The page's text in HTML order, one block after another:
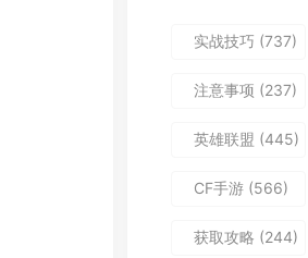
实战技巧 (737)
注意事项 (237)
英雄联盟 (445)
CF手游 (566)
获取攻略 (244)